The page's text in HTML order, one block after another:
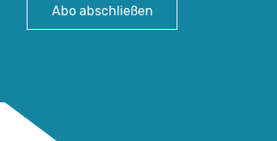
Abo abschließen